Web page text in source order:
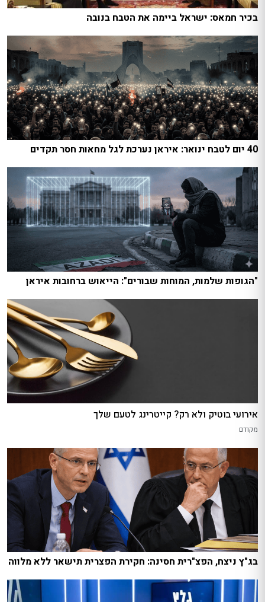
בכיר חמאס: ישראל ביימה את הטבח בנובה
40 יום לטבח ינואר: איראן נערכת לגל מחאות חסר תקדים
"הגופות שלמות, המוחות שבורים": הייאוש ברחובות איראן
אירועי בוטיק ולא רק? קייטרינג לטעם שלך
מקודם
בג"ץ ניצח, הפצ"רית חסינה: חקירת הפצרית תישאר ללא מלווה